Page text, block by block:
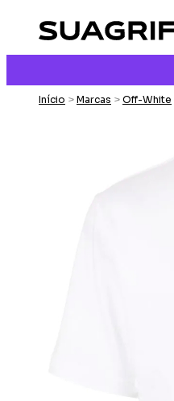
Início > Marcas > Off-White